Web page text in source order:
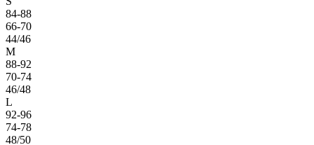
84-88
66-70
44/46
M
88-92
70-74
46/48
L
92-96
74-78
48/50